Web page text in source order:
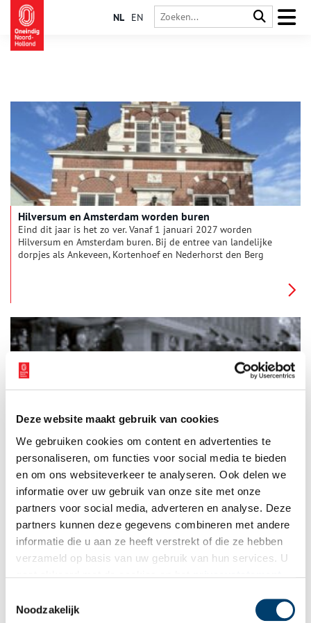
Deze website maakt gebruik van cookies
We gebruiken cookies om content en advertenties te
personaliseren, om functies voor social media te bieden
en om ons websiteverkeer te analyseren. Ook delen we
informatie over uw gebruik van onze site met onze
partners voor social media, adverteren en analyse. Deze
partners kunnen deze gegevens combineren met andere
informatie die u aan ze heeft verstrekt of die ze hebben
verzameld op basis van uw gebruik van hun services. U
Noodzakelijk
NL EN
Hilversum en Amsterdam worden buren
Eind dit jaar is het zo ver. Vanaf 1 januari 2027 worden
Hilversum en Amsterdam buren. Bij de entree van landelijke
dorpjes als Ankeveen, Kortenhoef en Nederhorst den Berg
WOII
Op 21 mei is NIOD-onderzoeker Jeroen Kemperman
gepromoveerd op zijn proefschrift Een kwestie van uitvoering.
De gemeente Amsterdam onder Duitse bezetting. In zijn
onderzoek laat hij zien hoe bestuurders en ambtenaren van de
gemeente Amsterdam tijdens de Duitse bezetting (1940–1945)
vrijwel zonder uitzondering gehoor gaven aan de verzoeken
1 min